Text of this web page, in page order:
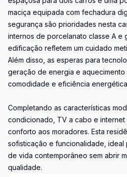
maciça equipada com fechadura
segurança são prioridades nesta
internos de porcelanato classe A e
edificação refletem um cuidado
Além disso, as esperas para
geração de energia e
comodidade e eficiência
Completando as características
condicionado, TV a cabo e
conforto aos moradores. Esta
sofisticação e funcionalidade, ideal
de vida contemporâneo sem abrir
qualidade.